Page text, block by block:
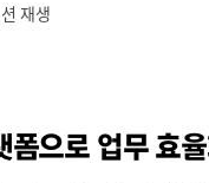
재생
폼으로 업무 효